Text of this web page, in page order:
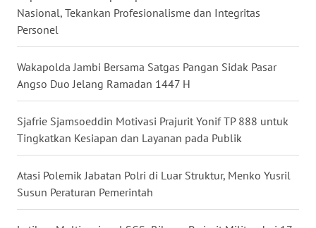
Nasional, Tekankan Profesionalisme dan Integritas
Personel
Wakapolda Jambi Bersama Satgas Pangan Sidak Pasar
Angso Duo Jelang Ramadan 1447 H
Sjafrie Sjamsoeddin Motivasi Prajurit Yonif TP 888 untuk
Tingkatkan Kesiapan dan Layanan pada Publik
Atasi Polemik Jabatan Polri di Luar Struktur, Menko Yusril
Susun Peraturan Pemerintah
WN
BABEL
WN
SUMBAR
WN
SUMSEL
WN
BENGKULU